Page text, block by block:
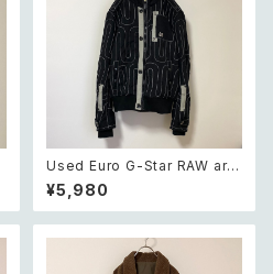
Used Euro G-Star RAW arti
stic embroidery black jack
et レトロ ユーロ ユーズド 古着
ジースターロゥ アーティスティッ
¥5,980